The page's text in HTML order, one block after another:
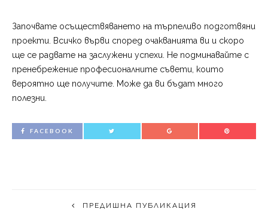
Започвате осъществяването на търпеливо подготвяни
проекти. Всичко върви според очакванията ви и скоро
ще се радвате на заслужени успехи. Не подминавайте с
пренебрежение професионалните съвети, които
вероятно ще получите. Може да ви бъдат много
полезни.
FACEBOOK
ПРЕДИШНА ПУБЛИКАЦИЯ